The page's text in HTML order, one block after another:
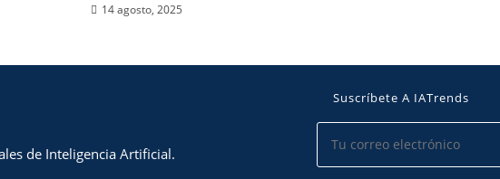
14 agosto, 2025
de Inteligencia Artificial.
Suscríbete A IATrends